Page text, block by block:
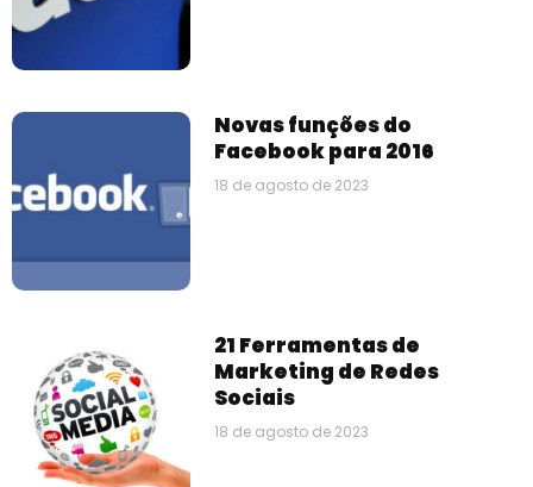
Novas funções do
Facebook para 2016
18 de agosto de 2023
21 Ferramentas de
Marketing de Redes
Sociais
18 de agosto de 2023